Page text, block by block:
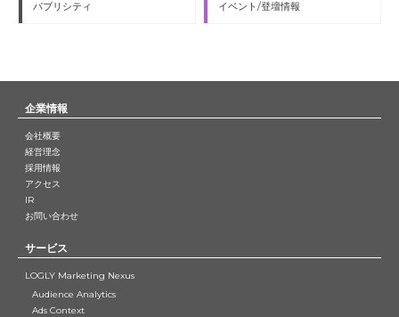
パブリシティ イベント/登壇情報
企業情報
会社概要
経営理念
採用情報
アクセス
IR
お問い合わせ
サービス
LOGLY Marketing Nexus
Audience Analytics
Ads Context